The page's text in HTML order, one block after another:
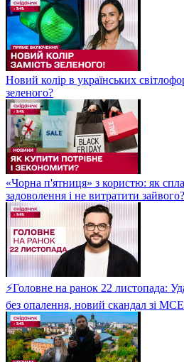
Новий колір в українських
зеленого?
«Чорна п'ятниця» з користю: як
задоволення і не витратити зайвого?
⚡Головне на ранок 22 листопада:
без опалення, новий скандал зі